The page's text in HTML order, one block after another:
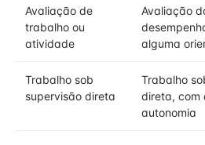
Avaliação de
trabalho ou
atividade
Avaliação
alguma
Trabalho sob
supervisão direta
Trabalho
direta, com
autonomia